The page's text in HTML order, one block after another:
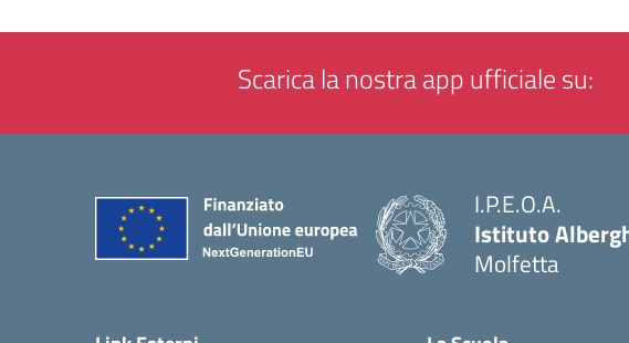
Scarica la nostra app ufficiale su:
I.P.E.O.A.
Istituto
Molfetta